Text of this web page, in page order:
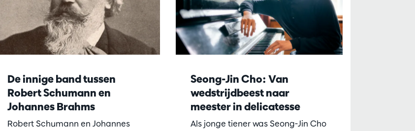
De innige band tussen
Robert Schumann en
Johannes Brahms
Robert Schumann en Johannes
Seong-Jin Cho: Van
wedstrijdbeest naar
meester in delicatesse
Als jonge tiener was Seong-Jin Cho